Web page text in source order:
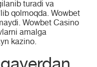
turadi va
qolmoqda. Wowbet
Wowbet Casino
amalga
kazino.